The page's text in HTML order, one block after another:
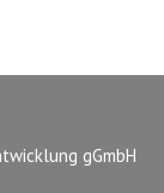
gGmbH